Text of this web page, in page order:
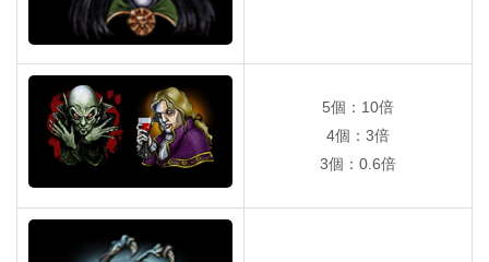
5個：10倍
4個：3倍
3個：0.6倍